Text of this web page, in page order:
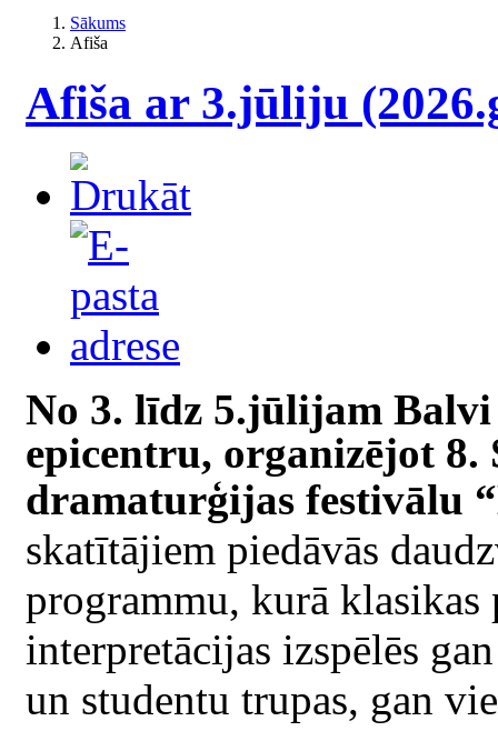
Sākums
Afiša
Afiša ar 3.jūliju
No 3. līdz 5.jūlijam
epicentru, organizējot
dramaturģijas festivālu
skatītājiem piedāvās
programmu, kurā klasikas
interpretācijas izspēlēs
un studentu trupas, gan